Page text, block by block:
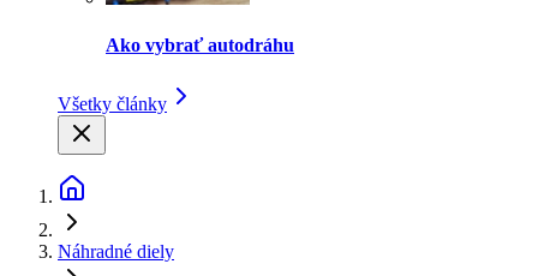
Ako vybrať autodráhu
Všetky články
Náhradné diely